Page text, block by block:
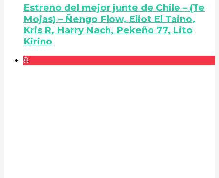
Estreno del mejor junte de Chile – (Te
Mojas) – Ñengo Flow, Eliot El Taino,
Kris R, Harry Nach, Pekeño 77, Lito
Kirino
8